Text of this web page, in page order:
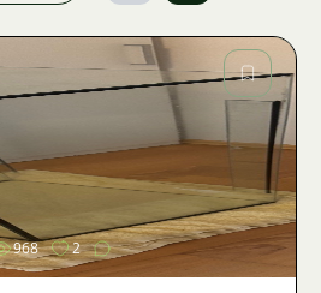
Obrázek
968 2